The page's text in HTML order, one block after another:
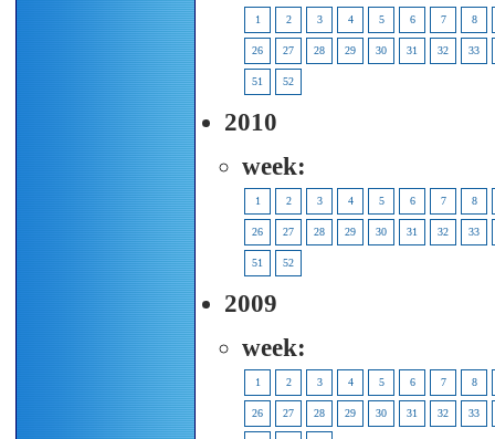
1 2 3 4 5 6 7 8
26 27 28 29 30 31 32 33
51 52
2010
week:
1 2 3 4 5 6 7 8
26 27 28 29 30 31 32 33
51 52
2009
week:
1 2 3 4 5 6 7 8
26 27 28 29 30 31 32 33